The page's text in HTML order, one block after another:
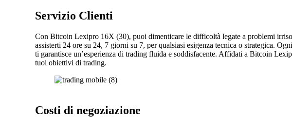
Servizio Clienti
Con Bitcoin Lexipro 16X (30), puoi dimenticare le difficoltà legate a problemi
assisterti 24 ore su 24, 7 giorni su 7, per qualsiasi esigenza tecnica o strategica.
ti garantisce un’esperienza di trading fluida e soddisfacente. Affidati a Bitcoin
tuoi obiettivi di trading.
Costi di negoziazione